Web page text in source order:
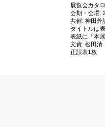
展覧会カタ
会期・会場:
共催: 神田外
タイトルは
表紙に「本
文責: 松田清
正誤表1枚